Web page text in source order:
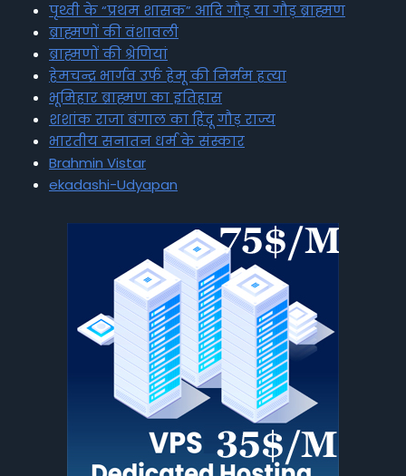
पृथ्वी के “प्रथम शासक” आदि गौड़ या गौड़ ब्राह्मण
ब्राह्मणों की वंशावली
ब्राह्मणों की श्रेणियां
हेमचन्द्र भार्गव उर्फ हेमू की निर्मम हत्या
भूमिहार ब्राह्मण का इतिहास
शशांक राजा बंगाल का हिंदू गौड़ राज्य
भारतीय सनातन धर्म के संस्कार
Brahmin Vistar
ekadashi-Udyapan